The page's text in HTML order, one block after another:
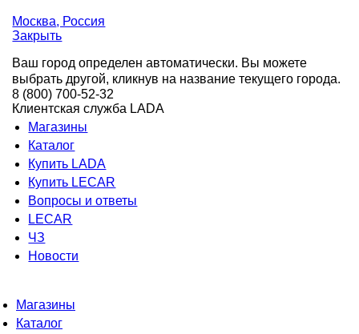
Москва, Россия
Закрыть
Ваш город определен автоматически. Вы можете
выбрать другой, кликнув на название текущего города.
8 (800) 700-52-32
Клиентская служба LADA
Магазины
Каталог
Купить LADA
Купить LECAR
Вопросы и ответы
LECAR
ЧЗ
Новости
Магазины
Каталог